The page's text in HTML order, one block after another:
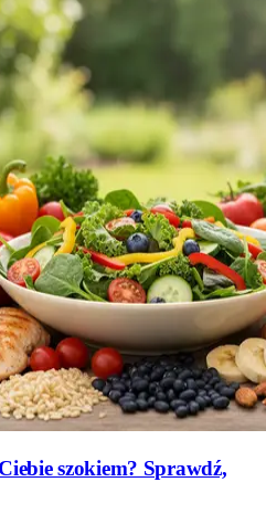
szokiem? Sprawdź,